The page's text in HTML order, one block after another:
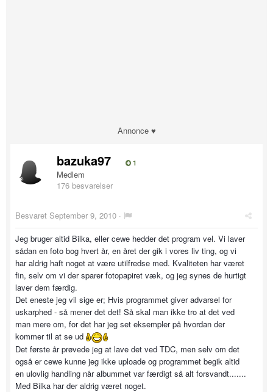
Annonce ♥
bazuka97 1
Medlem
176 besvarelser
Besvaret September 9, 2010 ·
Jeg bruger altid Bilka, eller cewe hedder det program vel. Vi laver
sådan en foto bog hvert år, en året der gik i vores liv ting, og vi
har aldrig haft noget at være utilfredse med. Kvaliteten har været
fin, selv om vi der sparer fotopapiret væk, og jeg synes de hurtigt
laver dem færdig.
Det eneste jeg vil sige er; Hvis programmet giver advarsel for
uskarphed - så mener det det! Så skal man ikke tro at det ved
man mere om, for det har jeg set eksempler på hvordan der
kommer til at se ud
Det første år prøvede jeg at lave det ved TDC, men selv om det
også er cewe kunne jeg ikke uploade og programmet begik altid
en ulovlig handling når albummet var færdigt så alt forsvandt.......
Med Bilka har der aldrig været noget.